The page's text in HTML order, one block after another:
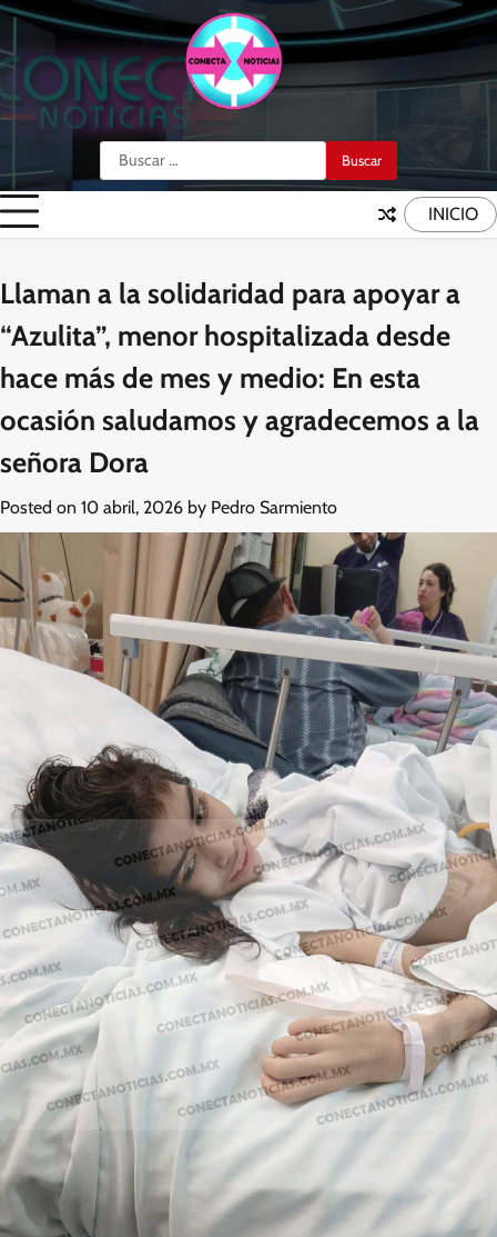
Skip
content
Buscar:
INICIO
Llaman a la solidaridad para apoyar a
“Azulita”, menor hospitalizada desde
hace más de mes y medio: En esta
ocasión saludamos y agradecemos a la
señora Dora
Posted on 10 abril, 2026 by Pedro Sarmiento